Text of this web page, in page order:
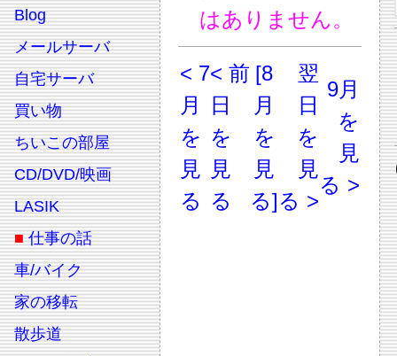
Blog
メールサーバ
自宅サーバ
買い物
ちいこの部屋
CD/DVD/映画
LASIK
■ 仕事の話
車/バイク
家の移転
散歩道
はありません。
< 7
月
を
見
る
< 前
日
を
見
る
[8
月
を
見
る]
翌
日
を
見
る >
9月
を
見
る >